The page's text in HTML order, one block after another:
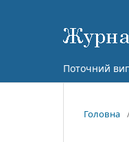
Поточний
Головна